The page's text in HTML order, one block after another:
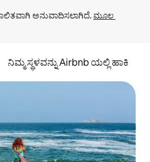
ಅನುವಾದಿಸಲಾಗಿದೆ. ಮೂಲ
ನಿಮ್ಮ ಸ್ಥಳವನ್ನು Airbnb ಯಲ್ಲಿ ಹಾಕಿ